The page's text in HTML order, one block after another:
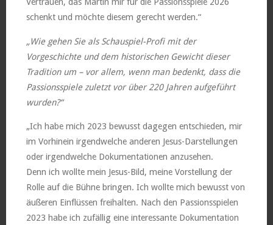
Vertrauen, das Martin mir für die Passionsspiele 2026
schenkt und möchte diesem gerecht werden.“
„Wie gehen Sie als Schauspiel-Profi mit der
Vorgeschichte und dem historischen Gewicht dieser
Tradition um – vor allem, wenn man bedenkt, dass die
Passionsspiele zuletzt vor über 220 Jahren aufgeführt
wurden?“
„Ich habe mich 2023 bewusst dagegen entschieden, mir
im Vorhinein irgendwelche anderen Jesus-Darstellungen
oder irgendwelche Dokumentationen anzusehen.
Denn ich wollte mein Jesus-Bild, meine Vorstellung der
Rolle auf die Bühne bringen. Ich wollte mich bewusst von
äußeren Einflüssen freihalten. Nach den Passionsspielen
2023 habe ich zufällig eine interessante Dokumentation